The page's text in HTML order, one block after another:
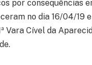
por consequências
no dia 16/04/19
Vara Cível da